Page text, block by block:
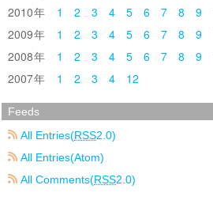
2010
1 2 3 4 5 6 7 8 9
2009
1 2 3 4 5 6 7 8 9
2008
1 2 3 4 5 6 7 8 9
2007
1 2 3 4 12
Feeds
All Entries(RSS2.0)
All Entries(Atom)
All Comments(RSS2.0)